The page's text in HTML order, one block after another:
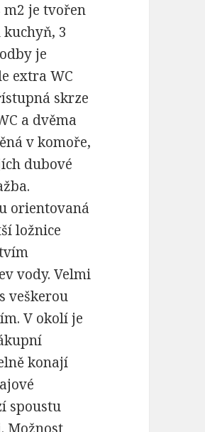
m2 je tvořen
3
je
extra WC
skrze
a dvěma
v komoře,
dubové
orientovaná
ložnice
vody. Velmi
veškerou
V okolí je
konají
spoustu